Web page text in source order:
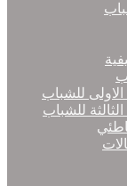
الاولى للشباب
للشباب